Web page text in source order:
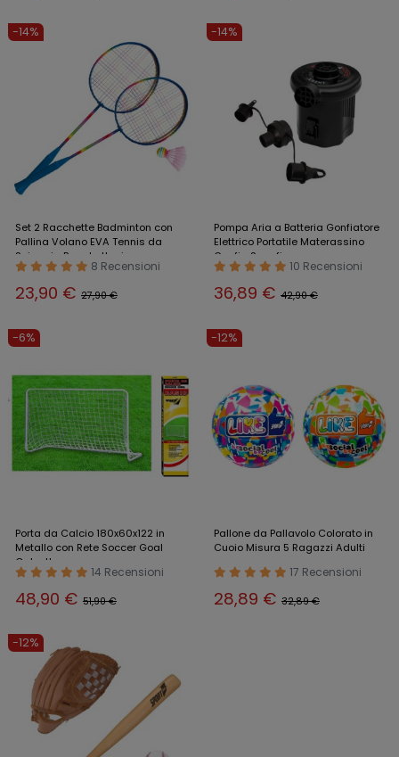
-14%
Set 2 Racchette Badminton con
Pallina Volano EVA Tennis da
Spieggia Racchettoni
8 Recensioni
23,90 € 27,90 €
-14%
Pompa Aria a Batteria Gonfiatore
Elettrico Portatile Materassino
Gonfia Sgonfia
10 Recensioni
36,89 € 42,90 €
-6%
Porta da Calcio 180x60x122 in
Metallo con Rete Soccer Goal
Calcetto
14 Recensioni
48,90 € 51,90 €
-12%
Pallone da Pallavolo Colorato in
Cuoio Misura 5 Ragazzi Adulti
17 Recensioni
28,89 € 32,89 €
-12%